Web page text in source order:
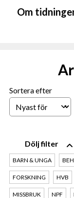
Om
Sortera efter
filter
BARN & UNGA
FORSKNING HVB
MISSBRUK NPF